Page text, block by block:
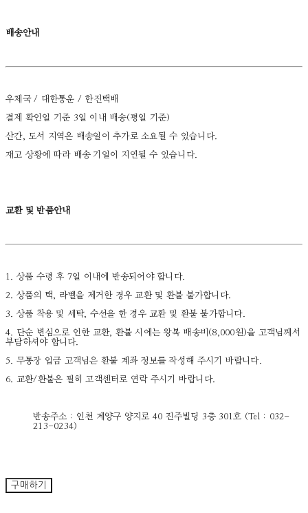
배송안내
우체국 / 대한통운 / 한진택배
결제 확인일 기준 3일 이내 배송(평일 기준)
산간, 도서 지역은 배송일이 추가로 소요될 수 있습니다.
재고 상황에 따라 배송 기일이 지연될 수 있습니다.
교환 및 반품안내
1. 상품 수령 후 7일 이내에 반송되어야 합니다.
2. 상품의 택, 라벨을 제거한 경우 교환 및 환불 불가합니다.
3. 상품 착용 및 세탁, 수선을 한 경우 교환 및 환불 불가합니다.
4. 단순 변심으로 인한 교환, 환불 시에는 왕복 배송비(8,000원)을 고객님께서
부담하셔야 합니다.
5. 무통장 입금 고객님은 환불 계좌 정보를 작성해 주시기 바랍니다.
6. 교환/환불은 필히 고객센터로 연락 주시기 바랍니다.
반송주소 : 인천 계양구 양지로 40 진주빌딩 3층 301호 (Tel : 032-
213-0234)
구매하기